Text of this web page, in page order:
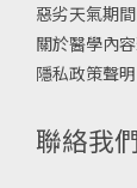
惡劣天氣期
關於醫學內
隱私政策聲明
聯絡我們